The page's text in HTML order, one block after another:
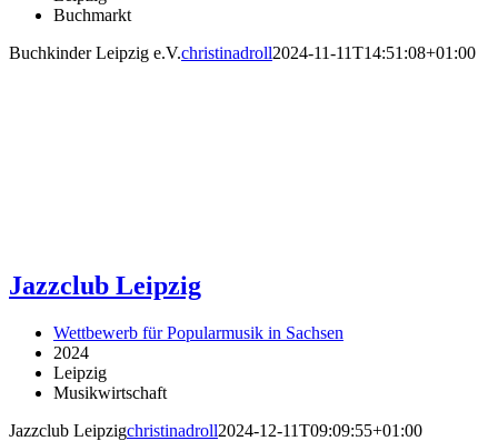
Buchmarkt
Buchkinder Leipzig e.V.christinadroll2024-11-11T14:51:08+01:00
Jazzclub Leipzig
Wettbewerb für Popularmusik in Sachsen
2024
Leipzig
Musikwirtschaft
Jazzclub Leipzigchristinadroll2024-12-11T09:09:55+01:00